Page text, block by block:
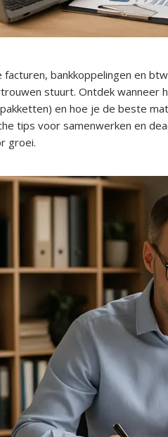
facturen, bankkoppelingen en
stuurt. Ontdek wanneer
en hoe je de beste
tips voor samenwerken en
groei.